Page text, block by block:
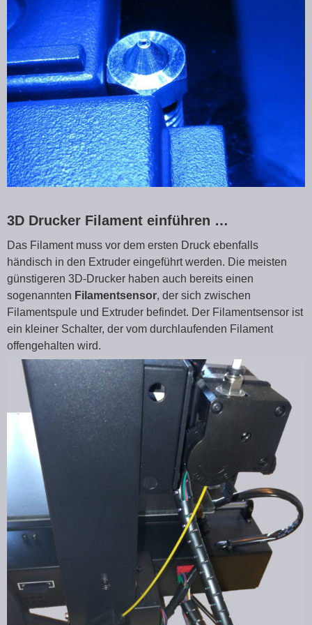
3D Drucker Filament einführen …
Das Filament muss vor dem ersten Druck ebenfalls
händisch in den Extruder eingeführt werden. Die meisten
günstigeren 3D-Drucker haben auch bereits einen
sogenannten Filamentsensor, der sich zwischen
Filamentspule und Extruder befindet. Der Filamentsensor ist
ein kleiner Schalter, der vom durchlaufenden Filament
offengehalten wird.